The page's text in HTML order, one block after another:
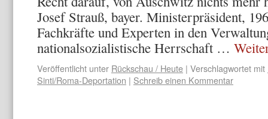
Josef Strauß, bayer. Ministerpräsident,
Fachkräfte und Experten in den
nationalsozialistische Herrschaft …
Veröffentlicht unter Rückschau / Heute | Verschlagwortet mit
Sinti/Roma-Deportation | Schreib einen Kommentar